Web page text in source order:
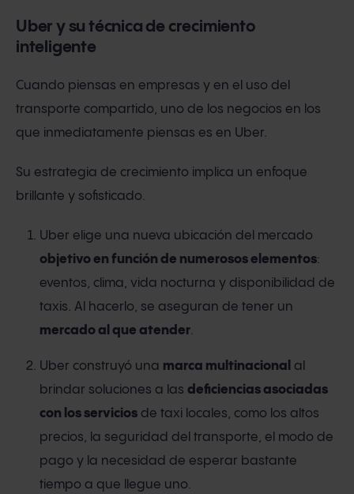
Uber y su técnica de crecimiento
inteligente
Cuando piensas en empresas y en el uso del
transporte compartido, uno de los negocios en los
que inmediatamente piensas es en Uber.
Su estrategia de crecimiento implica un enfoque
brillante y sofisticado.
Uber elige una nueva ubicación del mercado
objetivo en función de numerosos elementos:
eventos, clima, vida nocturna y disponibilidad de
taxis. Al hacerlo, se aseguran de tener un
mercado al que atender.
Uber construyó una marca multinacional al
brindar soluciones a las deficiencias asociadas
con los servicios de taxi locales, como los altos
precios, la seguridad del transporte, el modo de
pago y la necesidad de esperar bastante
tiempo a que llegue uno.